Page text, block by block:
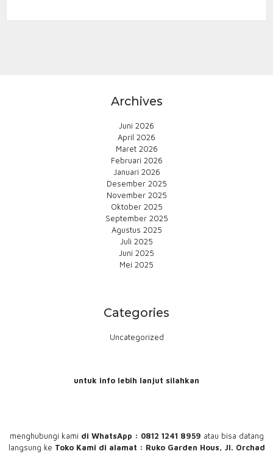
Archives
Juni 2026
April 2026
Maret 2026
Februari 2026
Januari 2026
Desember 2025
November 2025
Oktober 2025
September 2025
Agustus 2025
Juli 2025
Juni 2025
Mei 2025
Categories
Uncategorized
untuk info lebih lanjut silahkan
menghubungi kami di WhatsApp : 0812 1241 8959 atau bisa datang
langsung ke Toko Kami di alamat : Ruko Garden Hous, Jl. Orchad